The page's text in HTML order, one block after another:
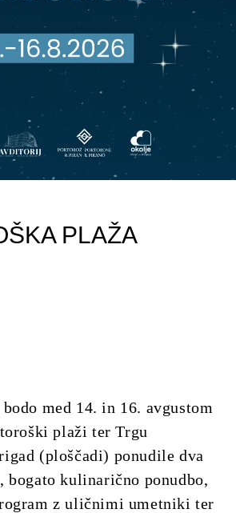
PLAŽA
med 14. in 16. avgustom
plaži ter Trgu
(ploščadi) ponudile dva
bogato kulinarično ponudbo,
z uličnimi umetniki ter